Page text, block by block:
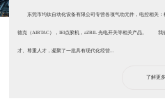
东莞市均钛自动化设备有限公司专营各项气动元件，电控相关：
德克（AIRTAC），IEI点胶机，aZBIL 光电开关等相关产品。 我
才、尊重人才，凝聚了一批具有现代化经营...
了解更多